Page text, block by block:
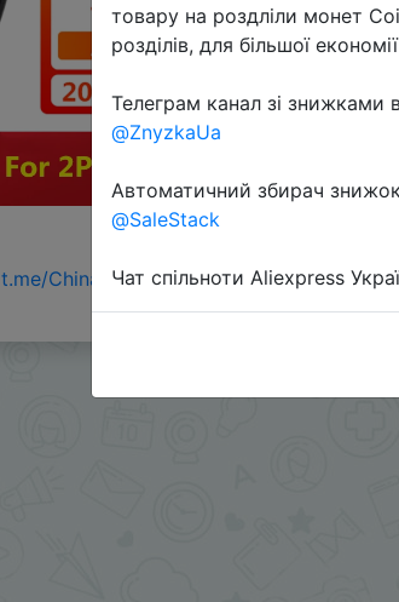
t.me/ChinaGoodBuy
товару на роздліли монет
розділів, для більшої економії
Телеграм канал зі знижками
@ZnyzkaUa
Автоматичний збирач
@SaleStack
Чат спільноти Aliexpress